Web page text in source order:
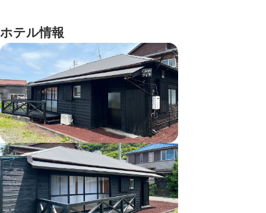
ホテル情報